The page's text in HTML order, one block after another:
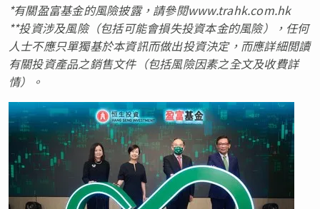
*有關盈富基金的風險披露，請參閱www.trahk.com.hk
**投資涉及風險（包括可能會損失投資本金的風險），任何
人士不應只單獨基於本資訊而做出投資決定，而應詳細閲讀
有關投資產品之銷售文件（包括風險因素之全文及收費詳
情）。